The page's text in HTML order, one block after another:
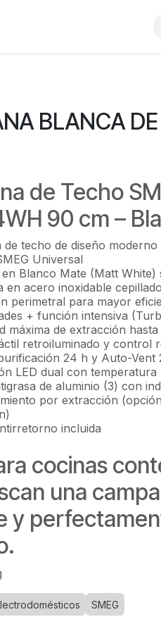
BLANCA
de Techo
90 cm –
de techo de diseño moderno
Universal
Blanco Mate (Matt White)
en acero inoxidable cepillado
perimetral para mayor
+ función intensiva
máxima de extracción hasta
retroiluminado y control
24 h y Auto-Vent
LED dual con
de aluminio (3) con
por extracción
incluida
cocinas
una
y
SMEG